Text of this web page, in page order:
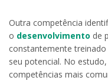
Outra competência
o desenvolvimento de
constantemente
seu potencial. No
competências mais